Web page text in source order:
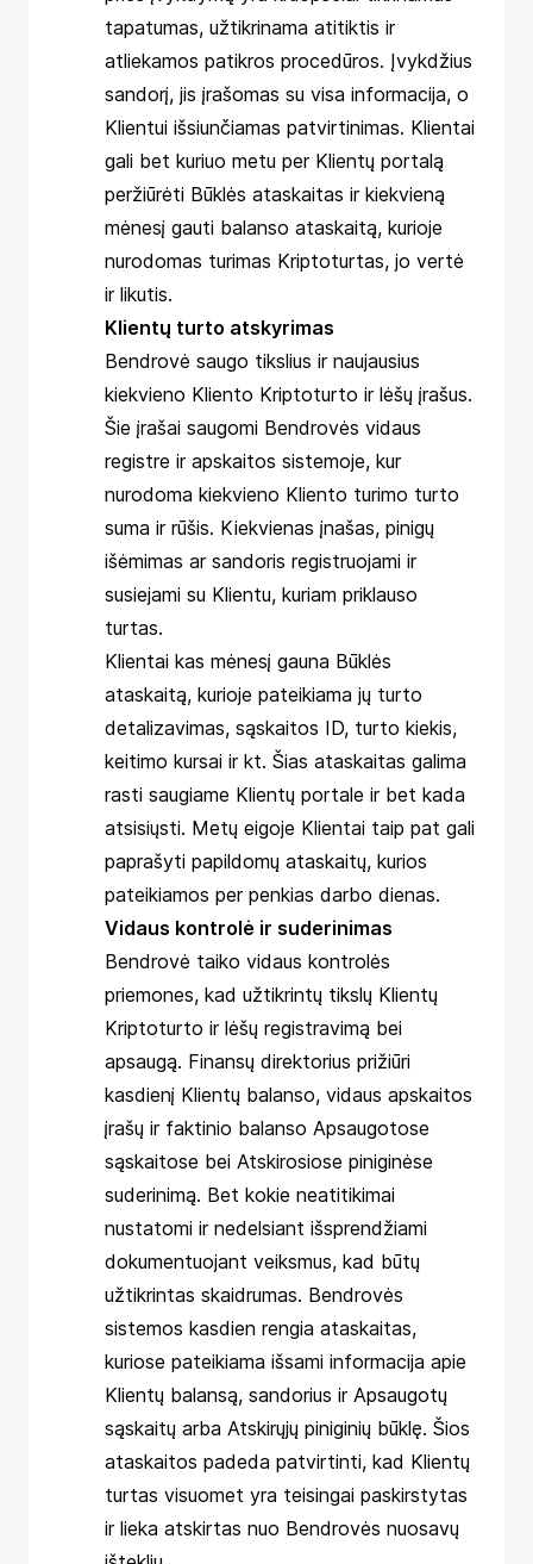
tapatumas, užtikrinama atitiktis ir
atliekamos patikros procedūros. Įvykdžius
sandorį, jis įrašomas su visa informacija, o
Klientui išsiunčiamas patvirtinimas. Klientai
gali bet kuriuo metu per Klientų portalą
peržiūrėti Būklės ataskaitas ir kiekvieną
mėnesį gauti balanso ataskaitą, kurioje
nurodomas turimas Kriptoturtas, jo vertė
ir likutis.
Klientų turto atskyrimas
Bendrovė saugo tikslius ir naujausius
kiekvieno Kliento Kriptoturto ir lėšų įrašus.
Šie įrašai saugomi Bendrovės vidaus
registre ir apskaitos sistemoje, kur
nurodoma kiekvieno Kliento turimo turto
suma ir rūšis. Kiekvienas įnašas, pinigų
išėmimas ar sandoris registruojami ir
susiejami su Klientu, kuriam priklauso
turtas.
Klientai kas mėnesį gauna Būklės
ataskaitą, kurioje pateikiama jų turto
detalizavimas, sąskaitos ID, turto kiekis,
keitimo kursai ir kt. Šias ataskaitas galima
rasti saugiame Klientų portale ir bet kada
atsisiųsti. Metų eigoje Klientai taip pat gali
paprašyti papildomų ataskaitų, kurios
pateikiamos per penkias darbo dienas.
Vidaus kontrolė ir suderinimas
Bendrovė taiko vidaus kontrolės
priemones, kad užtikrintų tikslų Klientų
Kriptoturto ir lėšų registravimą bei
apsaugą. Finansų direktorius prižiūri
kasdienį Klientų balanso, vidaus apskaitos
įrašų ir faktinio balanso Apsaugotose
sąskaitose bei Atskirosiose piniginėse
suderinimą. Bet kokie neatitikimai
nustatomi ir nedelsiant išsprendžiami
dokumentuojant veiksmus, kad būtų
užtikrintas skaidrumas. Bendrovės
sistemos kasdien rengia ataskaitas,
kuriose pateikiama išsami informacija apie
Klientų balansą, sandorius ir Apsaugotų
sąskaitų arba Atskirųjų piniginių būklę. Šios
ataskaitos padeda patvirtinti, kad Klientų
turtas visuomet yra teisingai paskirstytas
ir lieka atskirtas nuo Bendrovės nuosavų